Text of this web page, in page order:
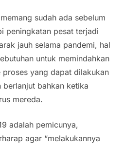
memang sudah ada sebelum
peningkatan pesat terjadi
jauh selama pandemi, hal
untuk memindahkan
yang dapat dilakukan
bahkan ketika
mereda.
adalah pemicunya,
agar “melakukannya